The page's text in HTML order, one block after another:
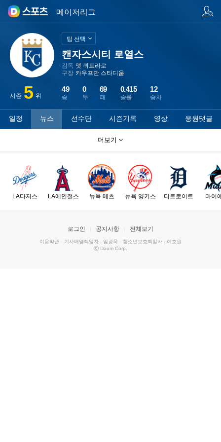
메이저리그
캔자스시티 로열스
감독 맷 쿼트라로
구장 카우프만 스타디움
시즌 5 위 승
49
무
0
패
69
승률
0.415
승차
12
팀 선택
일정 뉴스 선수단 시즌기록 영상 응원댓글
더보기
LA다저스 LA에인절스 뉴욕 메츠 뉴욕 양키스 디트로이트 마이
로그인 공지사항 전체보기
이용약관 · 기사배열책임자 : 임광욱 · 청소년보호책임자 : 이호원
ⓒ Daum Corp.